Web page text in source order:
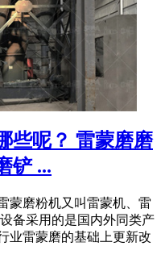
些呢？ 雷蒙磨磨
铲 ...
蒙磨粉机又叫雷蒙机、雷
备采用的是国内外同类产
业雷蒙磨的基础上更新改